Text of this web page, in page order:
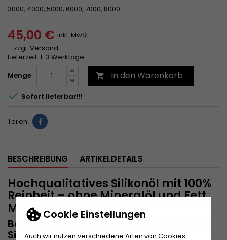
Cookie Einstellungen
Auch wir nutzen verschiedene Arten von Cookies.
3000, 4000, 5000, 6000, 7000, 8000
45,00 € inkl. MwSt.
zzgl. Versand
Lieferzeit: 1-3 Werktage
Menge
 In den Warenkorb
 Sofort lieferbar!!!
Teilen Teilen
BESCHREIBUNG ARTIKELDETAILS
Hochqualitatives Silikonöl mit 100%
Reinheit – ohne Mineralöl und Fett
Made in Germany
Bei uns Silikonöl zu kaufen lohnt sich für
Sie